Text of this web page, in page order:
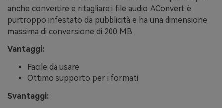
anche convertire e ritagliare i file audio. AConvert è
purtroppo infestato da pubblicità e ha una dimensione
massima di conversione di 200 MB.
Vantaggi:
Facile da usare
Ottimo supporto per i formati
Svantaggi: